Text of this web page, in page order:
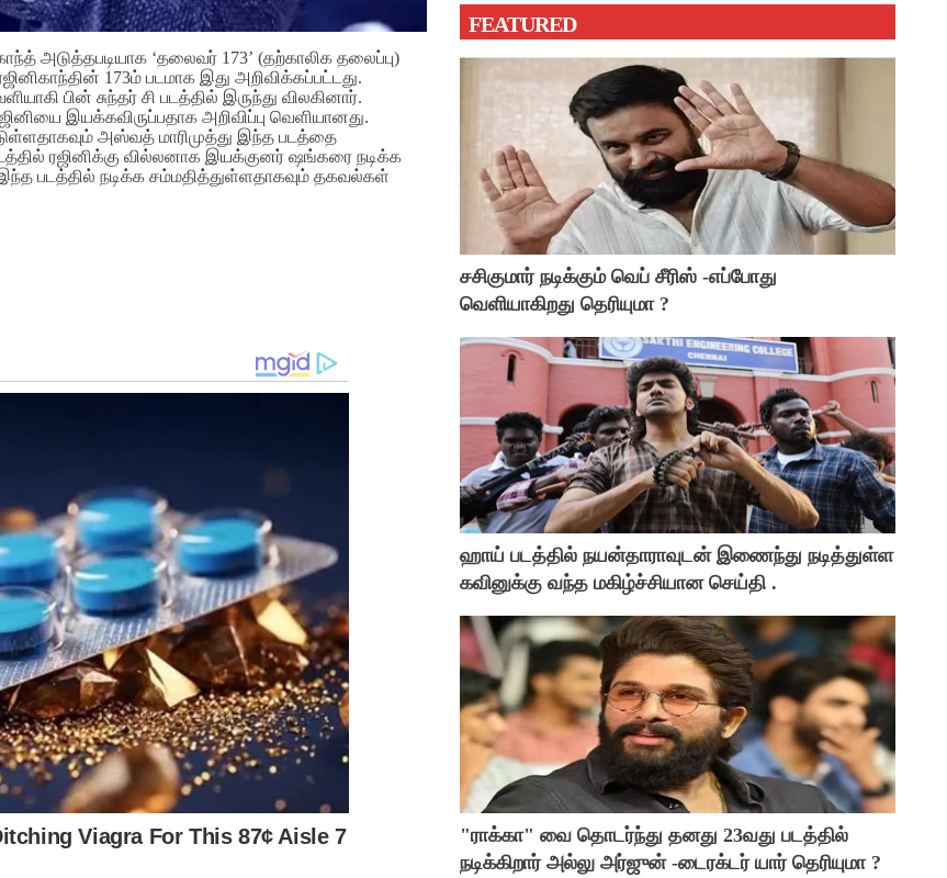
அடுத்தபடியாக ‘தலைவர் 173’ (தற்காலிக தலைப்பு)
173ம் படமாக இது அறிவிக்கப்பட்டது.
பின் சுந்தர் சி படத்தில் இருந்து விலகினார்.
இயக்கவிருப்பதாக அறிவிப்பு வெளியானது.
அஸ்வத் மாரிமுத்து இந்த படத்தை
ரஜினிக்கு வில்லனாக இயக்குனர் ஷங்கரை நடிக்க
இந்த படத்தில் நடிக்க சம்மதித்துள்ளதாகவும் தகவல்கள்
FEATURED
சசிகுமார் நடிக்கும் வெப் சீரிஸ் -எப்போது
வெளியாகிறது தெரியுமா ?
ஹாய் படத்தில் நயன்தாராவுடன் இணைந்து நடித்துள்ள
கவினுக்கு வந்த மகிழ்ச்சியான செய்தி .
"ராக்கா" வை தொடர்ந்து தனது 23வது படத்தில்
நடிக்கிறார் அல்லு அர்ஜுன் -டைரக்டர் யார் தெரியுமா ?